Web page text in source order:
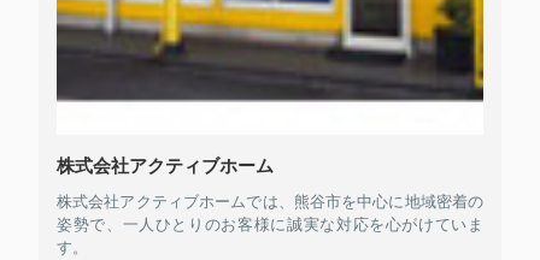
株式会社アクティブホーム
株式会社アクティブホームでは、熊谷市を中心に地域密着の
姿勢で、一人ひとりのお客様に誠実な対応を心がけていま
す。